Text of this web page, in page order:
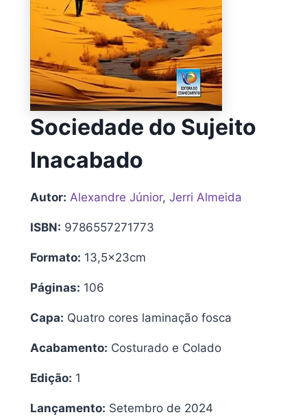
Sociedade do Sujeito
Inacabado
Autor: Alexandre Júnior, Jerri Almeida
ISBN: 9786557271773
Formato: 13,5x23cm
Páginas: 106
Capa: Quatro cores laminação fosca
Acabamento: Costurado e Colado
Edição: 1
Lançamento: Setembro de 2024